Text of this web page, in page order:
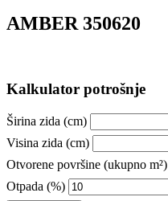
AMBER 350620
Kalkulator potrošnje
Širina zida (cm)
Visina zida (cm)
Otvorene površine (ukupno m²)
Otpada (%)